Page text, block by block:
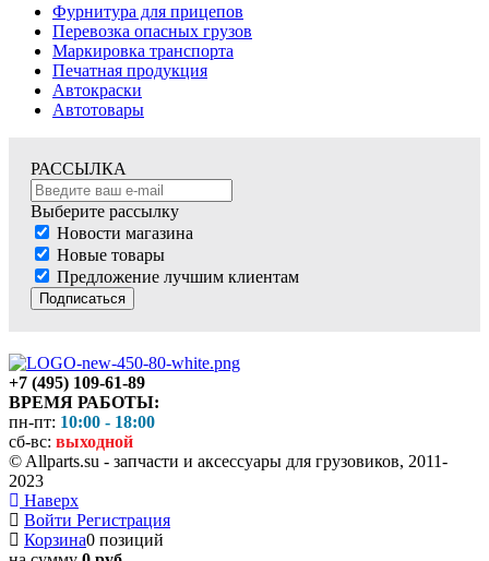
Фурнитура для прицепов
Перевозка опасных грузов
Маркировка транспорта
Печатная продукция
Автокраски
Автотовары
РАССЫЛКА
Выберите рассылку
Новости магазина
Новые товары
Предложение лучшим клиентам
Подписаться
+7 (495) 109-61-89
ВРЕМЯ РАБОТЫ:
пн-пт: 10:00 - 18:00
сб-вс: выходной
© Allparts.su - запчасти и аксессуары для грузовиков, 2011-
2023
Наверх
Войти Регистрация
Корзина0 позиций